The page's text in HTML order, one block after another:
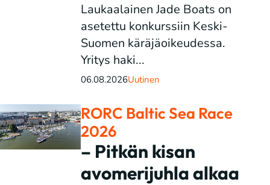
Laukaalainen Jade Boats on
asetettu konkurssiin Keski-
Suomen käräjäoikeudessa.
Yritys haki...
06.08.2026Uutinen
RORC Baltic Sea Race
2026
– Pitkän kisan
avomerijuhla alkaa